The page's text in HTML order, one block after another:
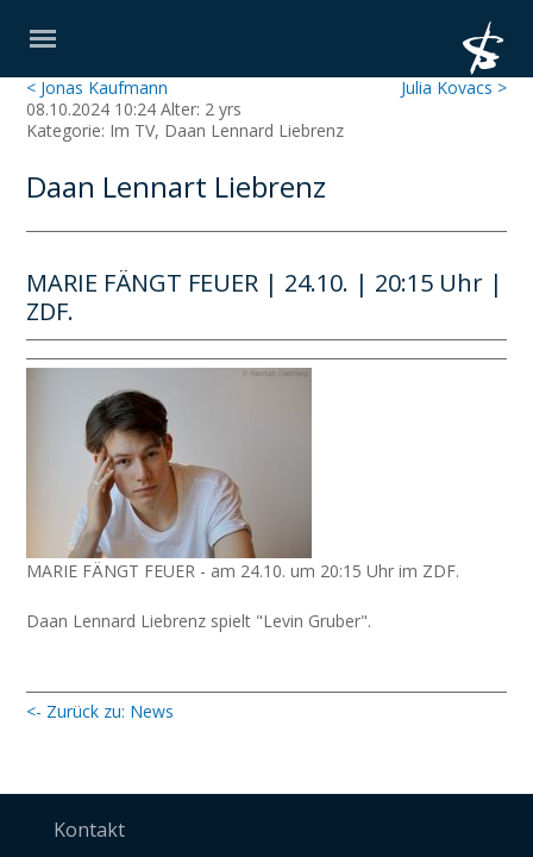
Julia Kovacs >
< Jonas Kaufmann
08.10.2024 10:24 Alter: 2 yrs
Kategorie: Im TV, Daan Lennard Liebrenz
Daan Lennart Liebrenz
MARIE FÄNGT FEUER | 24.10. | 20:15 Uhr |
ZDF.⁠ ⁠
MARIE FÄNGT FEUER - am 24.10. um 20:15 Uhr im ZDF.⁠
Daan Lennard Liebrenz spielt "Levin Gruber".⁠
<- Zurück zu: News
Kontakt